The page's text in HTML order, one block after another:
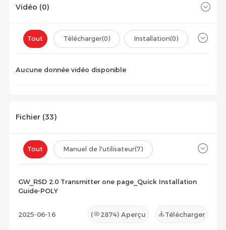
Vidéo (0)
Tout Télécharger(0) Installation(0)
Aucune donnée vidéo disponible
Fichier (33)
Tout Manuel de l'utilisateur(7)
Liste de compatibilité
Document de maintenance(0) Autres(0)
GW_RSD 2.0 Transmitter one page_Quick Installation
Guide-POLY
2025-06-16 ( 2874) Aperçu Télécharger